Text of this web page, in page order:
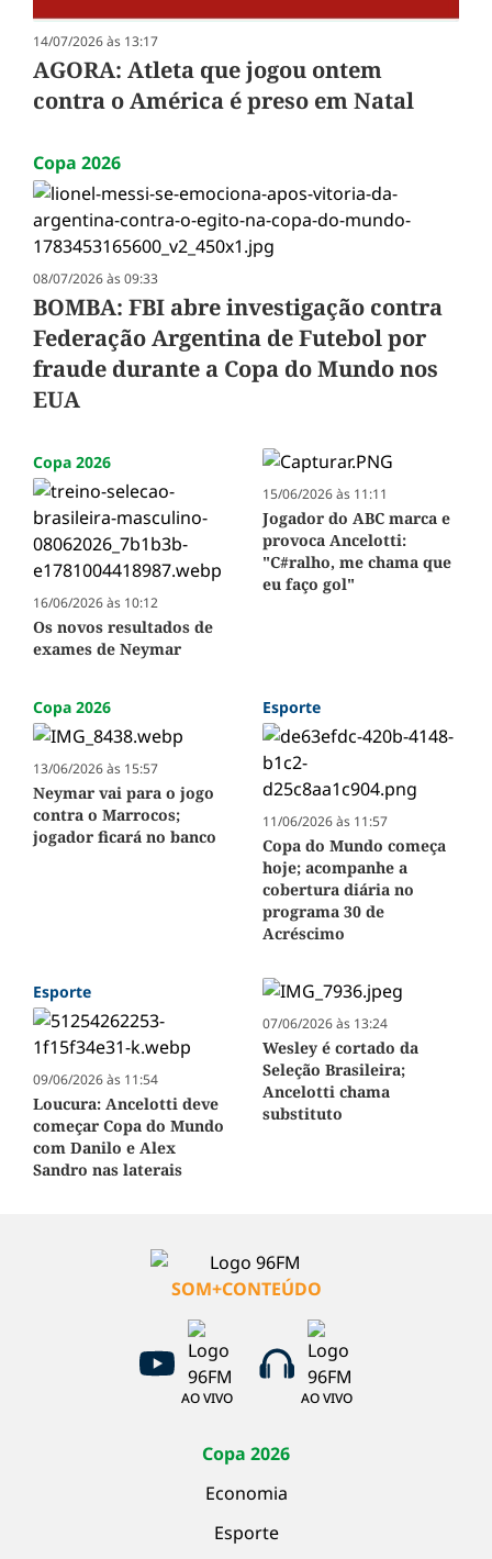
14/07/2026 às 13:17
AGORA: Atleta que jogou ontem
contra o América é preso em Natal
Copa 2026
08/07/2026 às 09:33
BOMBA: FBI abre investigação contra
Federação Argentina de Futebol por
fraude durante a Copa do Mundo nos
EUA
Copa 2026
16/06/2026 às 10:12
Os novos resultados de
exames de Neymar
15/06/2026 às 11:11
Jogador do ABC marca e
provoca Ancelotti:
"C#ralho, me chama que
eu faço gol"
Copa 2026
13/06/2026 às 15:57
Neymar vai para o jogo
contra o Marrocos;
jogador ficará no banco
Esporte
11/06/2026 às 11:57
Copa do Mundo começa
hoje; acompanhe a
cobertura diária no
programa 30 de
Acréscimo
Esporte
09/06/2026 às 11:54
Loucura: Ancelotti deve
começar Copa do Mundo
com Danilo e Alex
Sandro nas laterais
07/06/2026 às 13:24
Wesley é cortado da
Seleção Brasileira;
Ancelotti chama
substituto
SOM+CONTEÚDO
AO VIVO AO VIVO
Copa 2026
Economia
Esporte